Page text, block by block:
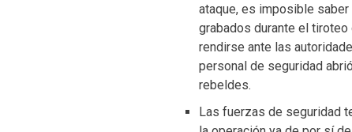
ataque, es imposible
grabados durante el
rendirse ante las
personal de seguridad
rebeldes.
Las fuerzas de seguridad